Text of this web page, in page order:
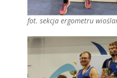
fot. sekcja ergometru